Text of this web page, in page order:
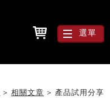
選單
> 相關文章 > 產品試用分享